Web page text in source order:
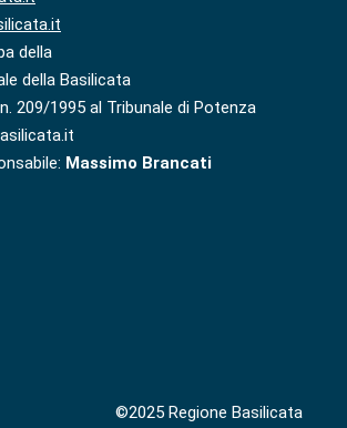
della
della Basilicata
209/1995 al Tribunale di Potenza
Massimo Brancati
©2025 Regione Basilicata